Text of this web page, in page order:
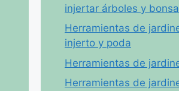
injertar árboles y
Herramientas de
injerto y poda
Herramientas de
Herramientas de